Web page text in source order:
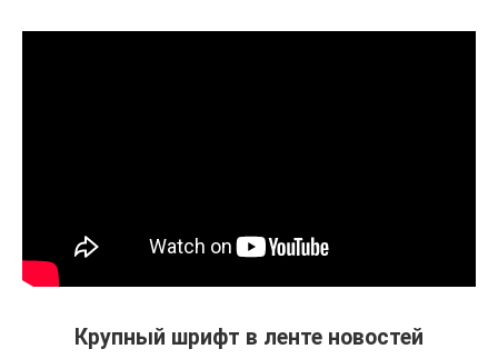
Крупный шрифт в ленте новостей